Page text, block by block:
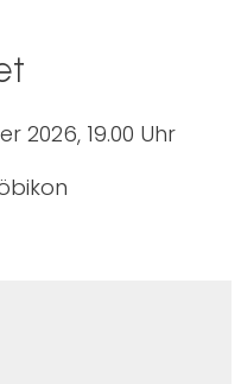
2026, 19.00 Uhr